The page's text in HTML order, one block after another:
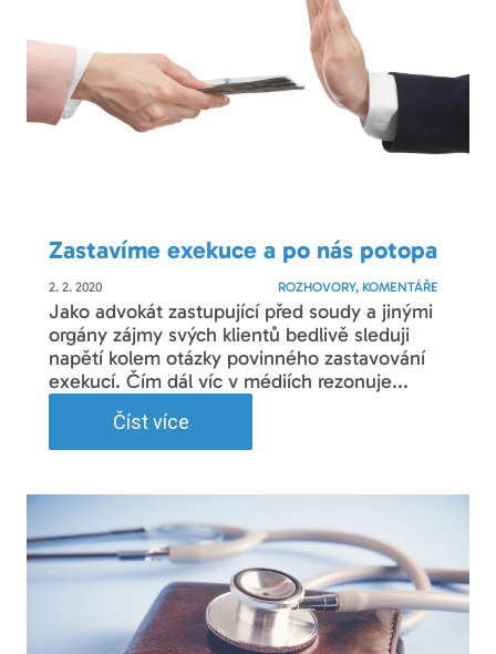
Zastavíme exekuce a po nás potopa
2. 2. 2020 ROZHOVORY, KOMENTÁŘE
Jako advokát zastupující před soudy a jinými
orgány zájmy svých klientů bedlivě sleduji
napětí kolem otázky povinného zastavování
exekucí. Čím dál víc v médiích rezonuje...
Číst více